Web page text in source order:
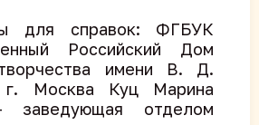
для справок: ФГБУК
Российский Дом
имени В. Д.
г. Москва Куц Марина
заведующая отделом